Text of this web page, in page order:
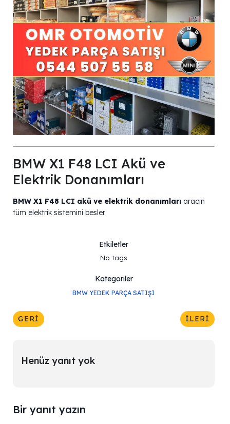
BMW X1 F48 LCI Akü ve
Elektrik Donanımları
BMW X1 F48 LCI akü ve elektrik donanımları aracın
tüm elektrik sistemini besler.
Etkiletler
No tags
Kategoriler
BMW YEDEK PARÇA SATIŞI
GERI İLERI
Henüz yanıt yok
Bir yanıt yazın